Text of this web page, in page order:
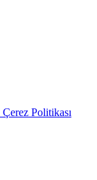
Çerez Politikası